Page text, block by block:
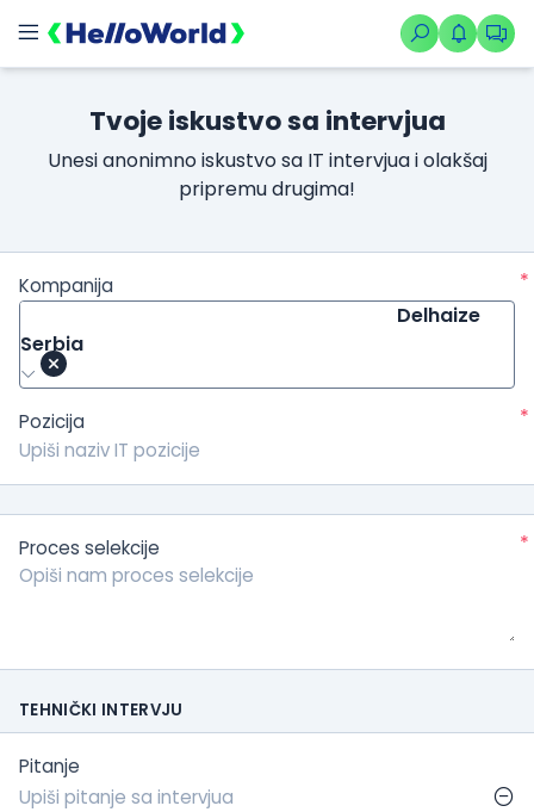
Tvoje iskustvo sa intervjua
Unesi anonimno iskustvo sa IT intervjua i olakšaj
pripremu drugima!
Kompanija
*
Delhaize
Serbia
Pozicija *
Proces selekcije *
TEHNIČKI INTERVJU
Pitanje